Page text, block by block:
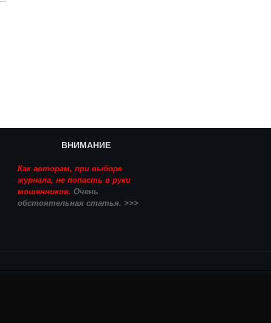
ВНИМАНИЕ
Как авторам, при выборе
журнала, не попасть в руки
мошенников. Очень
обстоятельная статья. >>>